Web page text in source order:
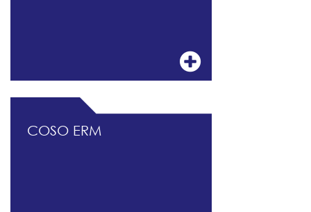
COSO ERM